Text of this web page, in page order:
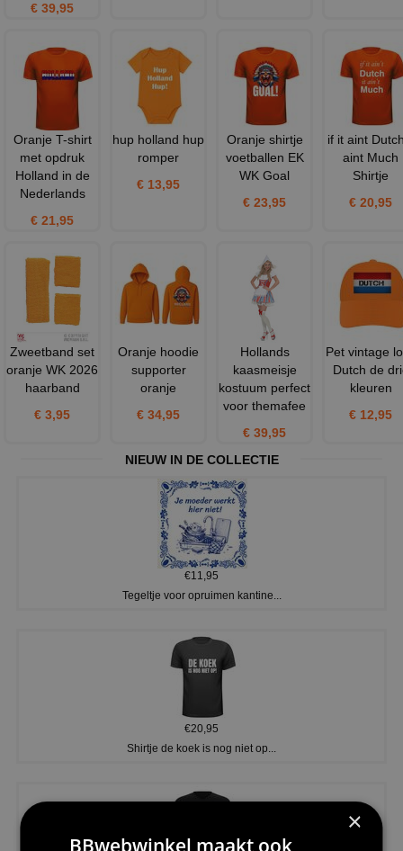
€ 39,95
Oranje T-shirt
met opdruk
Holland in de
Nederlands
€ 21,95
hup holland hup
romper
€ 13,95
Oranje shirtje
voetballen EK
WK Goal
€ 23,95
if it aint
aint Much
Shirtje
€ 20,95
Zweetband set
oranje WK 2026
haarband
€ 3,95
Oranje hoodie
supporter
oranje
€ 34,95
Hollands
kaasmeisje
kostuum perfect
voor themafee
€ 39,95
Pet vintage
Dutch de
kleuren
€ 12,95
NIEUW IN DE COLLECTIE
€11,95
Tegeltje voor opruimen kantine...
€20,95
Shirtje de koek is nog niet op...
×
BBwebwinkel maakt ook